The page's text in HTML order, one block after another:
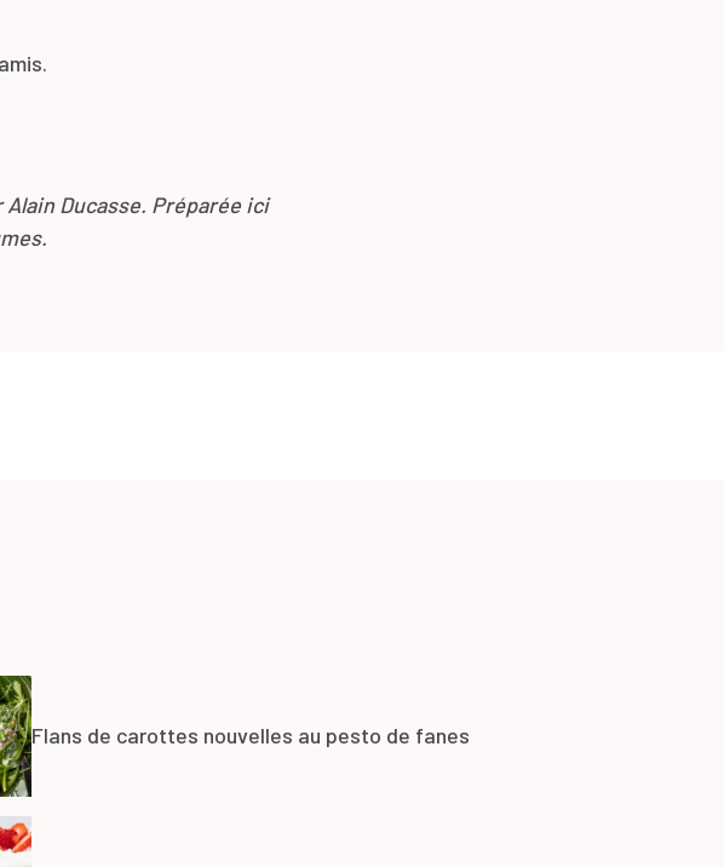
Ducasse. Préparée ici
Flans de carottes nouvelles au pesto de fanes